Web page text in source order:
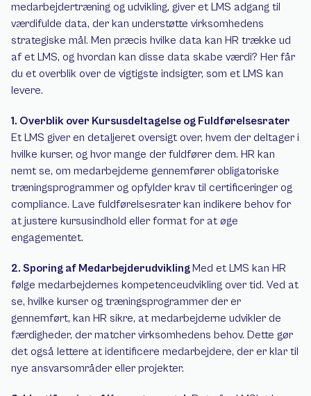
medarbejdertræning og udvikling, giver et LMS adgang til
værdifulde data, der kan understøtte virksomhedens
strategiske mål. Men præcis hvilke data kan HR trække ud
af et LMS, og hvordan kan disse data skabe værdi? Her får
du et overblik over de vigtigste indsigter, som et LMS kan
levere.
Et LMS giver en detaljeret oversigt over, hvem der deltager i
hvilke kurser, og hvor mange der fuldfører dem. HR kan
nemt se, om medarbejderne gennemfører obligatoriske
træningsprogrammer og opfylder krav til certificeringer og
compliance. Lave fuldførelsesrater kan indikere behov for
at justere kursusindhold eller format for at øge
engagementet.
2. Sporing af Medarbejderudvikling Med et LMS kan HR
følge medarbejdernes kompetenceudvikling over tid. Ved at
se, hvilke kurser og træningsprogrammer der er
gennemført, kan HR sikre, at medarbejderne udvikler de
færdigheder, der matcher virksomhedens behov. Dette gør
det også lettere at identificere medarbejdere, der er klar til
nye ansvarsområder eller projekter.